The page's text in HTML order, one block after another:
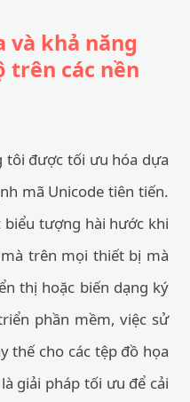
và khả năng
trên các nền
tôi được tối ưu hóa dựa
mã Unicode tiên tiến.
tượng hài hước khi
trên mọi thiết bị mà
thị hoặc biến dạng ký
phần mềm, việc sử
thế cho các tệp đồ họa
giải pháp tối ưu để cải